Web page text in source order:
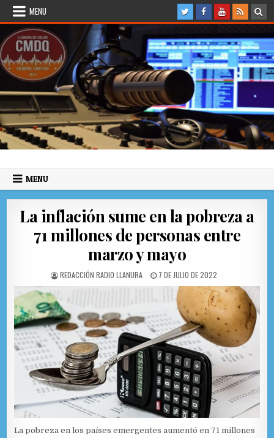
Skip to content
MENU
Radio Llanura de Colón
MENU
La inflación sume en la pobreza a
71 millones de personas entre
marzo y mayo
AUTHOR:
REDACCIÓN RADIO LLANURA PUBLISHED DATE:
7 DE JULIO DE 2022
La pobreza en los países emergentes aumentó en 71 millones